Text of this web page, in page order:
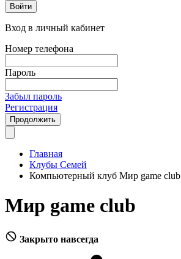
Войти
Вход в личный кабинет
Номер телефона
Пароль
Забыл пароль
Регистрация
Продолжить
Главная
Клубы Семей
Компьютерный клуб Мир game club
Мир game club
Закрыто навсегда